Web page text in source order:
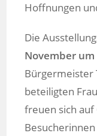
Hoffnungen
Die
November
Bürgermeister
beteiligten
freuen sich